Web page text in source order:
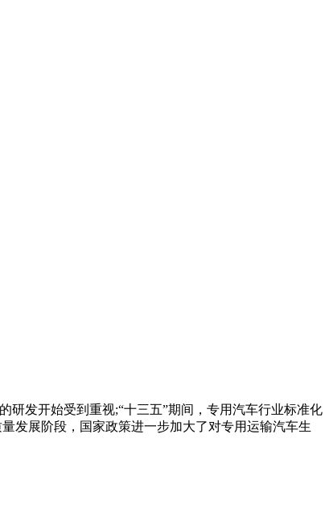
研发开始受到重视;“十三五”期间，专用汽车行业标准化
发展阶段，国家政策进一步加大了对专用运输汽车生